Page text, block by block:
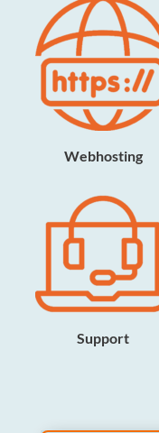
Webhosting
Support